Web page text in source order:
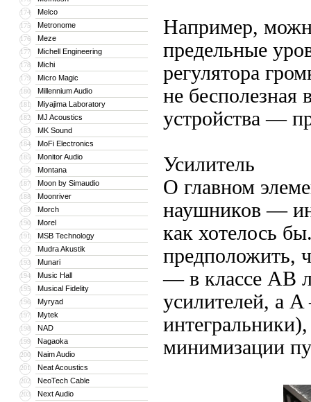
174 Melco
175 Metronome
176 Meze
177 Michell Engineering
178 Michi
179 Micro Magic
180 Millennium Audio
181 Miyajima Laboratory
182 MJ Acoustics
183 MK Sound
184 MoFi Electronics
185 Monitor Audio
186 Montana
187 Moon by Simaudio
188 Moonriver
189 Morch
190 Morel
191 MSB Technology
192 Mudra Akustik
193 Munari
194 Music Hall
195 Musical Fidelity
196 Myryad
197 Mytek
198 NAD
199 Nagaoka
200 Naim Audio
201 Neat Acoustics
202 NeoTech Cable
203 Next Audio
Например,
предельные
регулятора
не бесполезная
устройства —
Усилитель
О главном
наушников —
как хотелось
предположить,
— в классе АВ
усилителей, а
минимизации